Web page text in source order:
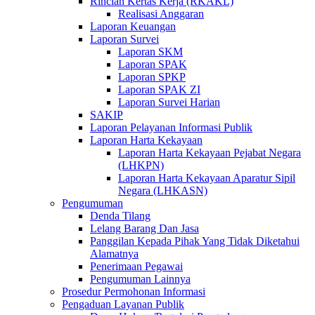
Realisasi Anggaran
Laporan Keuangan
Laporan Survei
Laporan SKM
Laporan SPAK
Laporan SPKP
Laporan SPAK ZI
Laporan Survei Harian
SAKIP
Laporan Pelayanan Informasi Publik
Laporan Harta Kekayaan
Laporan Harta Kekayaan Pejabat Negara
(LHKPN)
Laporan Harta Kekayaan Aparatur Sipil
Negara (LHKASN)
Pengumuman
Denda Tilang
Lelang Barang Dan Jasa
Panggilan Kepada Pihak Yang Tidak Diketahui
Alamatnya
Penerimaan Pegawai
Pengumuman Lainnya
Prosedur Permohonan Informasi
Pengaduan Layanan Publik